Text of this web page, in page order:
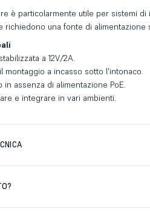
è particolarmente utile per sistemi
richiedono una fonte di alimentazione
a 12V/2A.
montaggio a incasso sotto l'intonaco.
in assenza di alimentazione PoE.
e integrare in vari ambienti.